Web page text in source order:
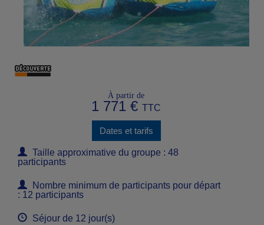
À partir de
1 771 € TTC
Dates et tarifs
Taille approximative du groupe : 48
participants
Nombre minimum de participants pour départ
: 12 participants
Séjour de 12 jour(s)